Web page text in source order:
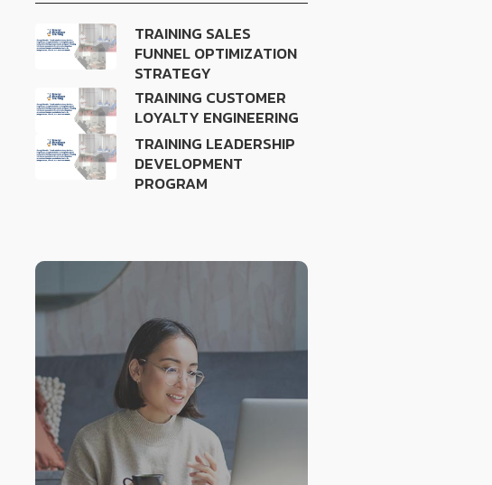
TRAINING SALES
FUNNEL OPTIMIZATION
STRATEGY
TRAINING CUSTOMER
LOYALTY ENGINEERING
TRAINING LEADERSHIP
DEVELOPMENT
PROGRAM